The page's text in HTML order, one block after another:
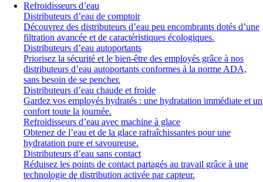
Refroidisseurs d’eau
Distributeurs d’eau de comptoir
Découvrez des distributeurs d’eau peu encombrants dotés d’une
filtration avancée et de caractéristiques écologiques.
Distributeurs d’eau autoportants
Priorisez la sécurité et le bien-être des employés grâce à nos
distributeurs d’eau autoportants conformes à la norme ADA,
sans besoin de se pencher.
Distributeurs d’eau chaude et froide
Gardez vos employés hydratés : une hydratation immédiate et un
confort toute la journée.
Refroidisseurs d’eau avec machine à glace
Obtenez de l’eau et de la glace rafraîchissantes pour une
hydratation pure et savoureuse.
Distributeurs d’eau sans contact
Réduisez les points de contact partagés au travail grâce à une
technologie de distribution activée par capteur.